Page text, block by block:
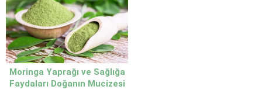
Moringa Yaprağı ve Sağlığa
Faydaları Doğanın Mucizesi